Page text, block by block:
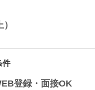
件
登録・面接OK